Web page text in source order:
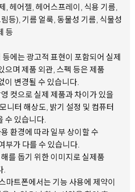
, 헤어젤, 헤어스프레이, 식용 기름,
등), 기름 얼룩, 동물성 기름, 식물성
등
에는 광고적 표현이 포함되어 실제
으며 제품 외관, 스펙 등은 제품
이 변경될 수 있습니다.
컷으로 실제 제품과 차이가 있을
니터 해상도, 밝기 설정 및 컴퓨터
수 있습니다.
환경에 따라 일부 상이할 수
부가 다를 수 있습니다.
를 돕기 위한 이미지로 실제품
.
마트폰에서는 기능 사용에 제약이